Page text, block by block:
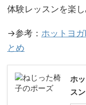
体験レッスンを楽し
→参考： ホットヨ
とめ
ホ
ス